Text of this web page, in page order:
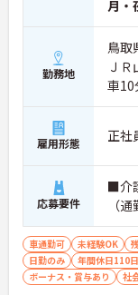
月・
勤務地
鳥取
Ｊ
車10
雇用形態 正社
応募要件
■介
（
車通勤可 未経験OK
日勤のみ
年間休日110
ボーナス・賞与あり
社